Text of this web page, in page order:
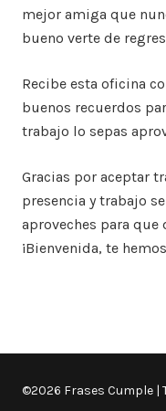
mejor amiga que
bueno verte de
Recibe esta oficina
buenos recuerdos
trabajo lo sepas
Gracias por aceptar
presencia y trabajo
aproveches para
¡Bienvenida, te
©2026 Frases Cumple |